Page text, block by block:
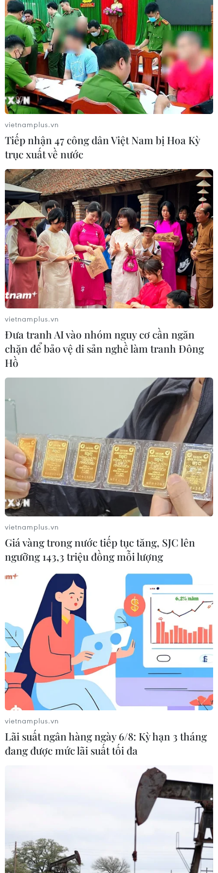
vietnamplus.vn
Tiếp nhận 47 công dân Việt Nam bị Hoa Kỳ
trục xuất về nước
vietnamplus.vn
Đưa tranh AI vào nhóm nguy cơ cần ngăn
chặn để bảo vệ di sản nghề làm tranh Đông
Hồ
vietnamplus.vn
Giá vàng trong nước tiếp tục tăng, SJC lên
ngưỡng 143,3 triệu đồng mỗi lượng
vietnamplus.vn
Lãi suất ngân hàng ngày 6/8: Kỳ hạn 3 tháng
đang được mức lãi suất tối đa